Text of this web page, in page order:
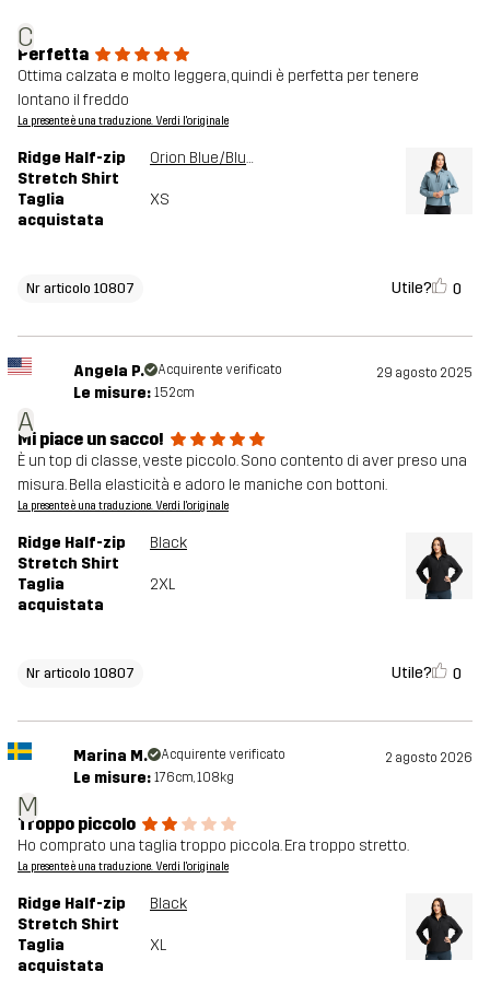
C
Perfetta
Ottima calzata e molto leggera, quindi è perfetta per tenere
lontano il freddo
La presente è una traduzione. Verdi l'originale
Ridge Half-zip
Stretch Shirt
Orion Blue/Blue Mirage
Taglia
acquistata
XS
Nr articolo 10807 Utile? 0
A
Angela P. Acquirente verificato 29 agosto 2025
Le misure: 152cm
Mi piace un sacco!
È un top di classe, veste piccolo. Sono contento di aver preso una
misura. Bella elasticità e adoro le maniche con bottoni.
La presente è una traduzione. Verdi l'originale
Ridge Half-zip
Stretch Shirt
Black
Taglia
acquistata
2XL
Nr articolo 10807 Utile? 0
M
Marina M. Acquirente verificato 2 agosto 2026
Le misure: 176cm, 108kg
Troppo piccolo
Ho comprato una taglia troppo piccola. Era troppo stretto.
La presente è una traduzione. Verdi l'originale
Ridge Half-zip
Stretch Shirt
Black
Taglia
acquistata
XL